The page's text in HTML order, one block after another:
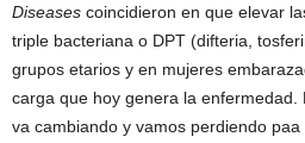
Diseases coincidieron en que elevar
triple bacteriana o DPT (difteria,
grupos etarios y en mujeres
carga que hoy genera la
va cambiando y vamos perdiendo